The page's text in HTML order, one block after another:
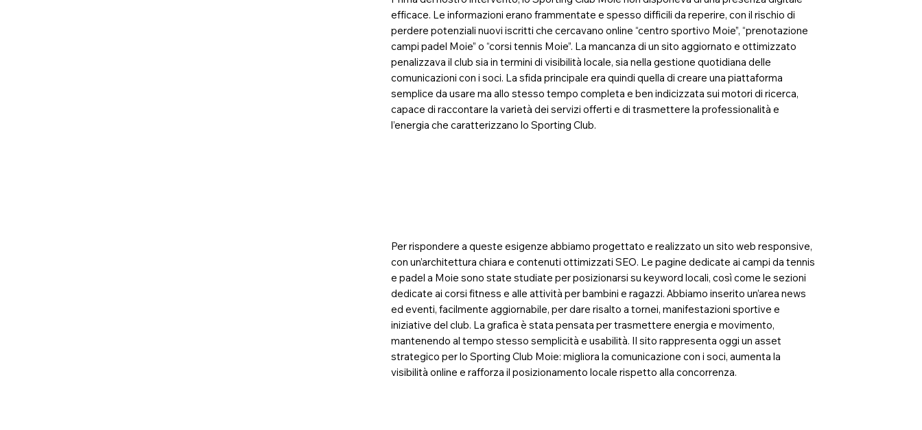
efficace. Le informazioni erano frammentate e spesso difficili da reperire, con il rischio di
perdere potenziali nuovi iscritti che cercavano online “centro sportivo Moie”, “prenotazione
campi padel Moie” o “corsi tennis Moie”. La mancanza di un sito aggiornato e ottimizzato
penalizzava il club sia in termini di visibilità locale, sia nella gestione quotidiana delle
comunicazioni con i soci. La sfida principale era quindi quella di creare una piattaforma
semplice da usare ma allo stesso tempo completa e ben indicizzata sui motori di ricerca,
capace di raccontare la varietà dei servizi offerti e di trasmettere la professionalità e
l’energia che caratterizzano lo Sporting Club.
Per rispondere a queste esigenze abbiamo progettato e realizzato un sito web responsive,
con un’architettura chiara e contenuti ottimizzati SEO. Le pagine dedicate ai campi da tennis
e padel a Moie sono state studiate per posizionarsi su keyword locali, così come le sezioni
dedicate ai corsi fitness e alle attività per bambini e ragazzi. Abbiamo inserito un’area news
ed eventi, facilmente aggiornabile, per dare risalto a tornei, manifestazioni sportive e
iniziative del club. La grafica è stata pensata per trasmettere energia e movimento,
mantenendo al tempo stesso semplicità e usabilità. Il sito rappresenta oggi un asset
strategico per lo Sporting Club Moie: migliora la comunicazione con i soci, aumenta la
visibilità online e rafforza il posizionamento locale rispetto alla concorrenza.